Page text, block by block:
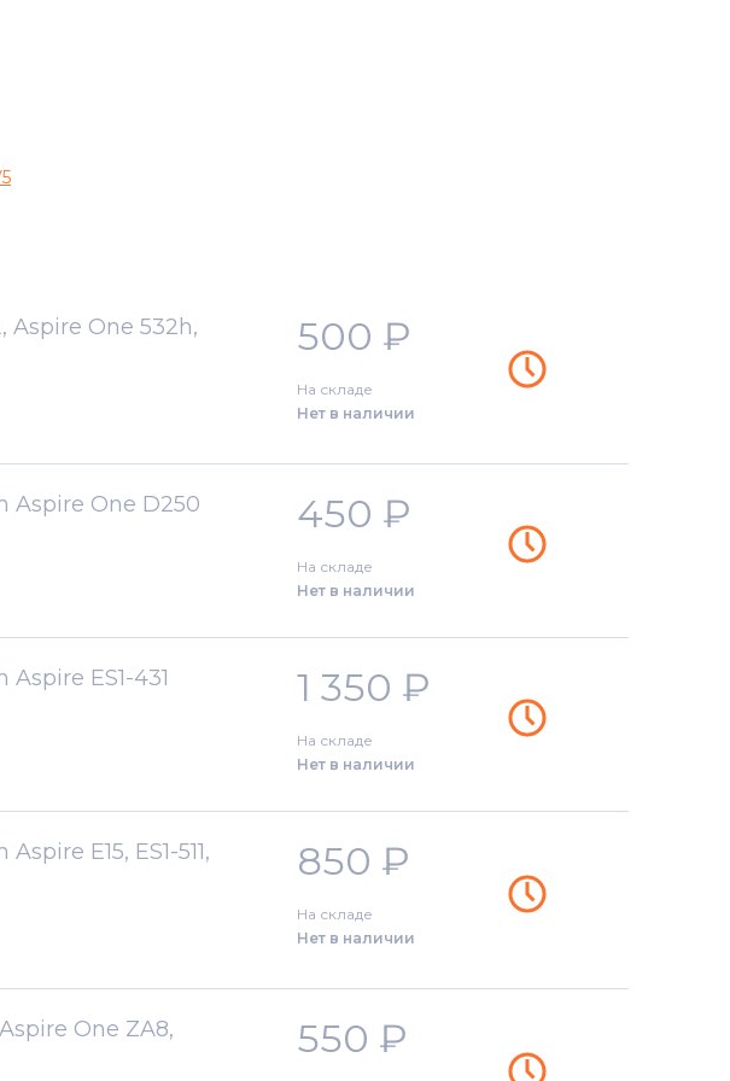
Aspire One 532h,
500 ₽
На складе
Нет в наличии
Aspire One D250 450 ₽
На складе
Нет в наличии
ES1-431 1 350 ₽
На складе
Нет в наличии
E15, ES1-511,
850 ₽
На складе
Нет в наличии
One ZA8,
550 ₽